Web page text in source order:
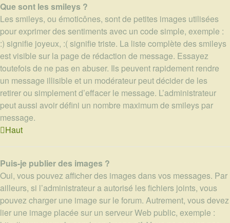
Que sont les smileys ?
Les smileys, ou émoticônes, sont de petites images utilisées
pour exprimer des sentiments avec un code simple, exemple :
:) signifie joyeux, :( signifie triste. La liste complète des smileys
est visible sur la page de rédaction de message. Essayez
toutefois de ne pas en abuser. Ils peuvent rapidement rendre
un message illisible et un modérateur peut décider de les
retirer ou simplement d’effacer le message. L’administrateur
peut aussi avoir défini un nombre maximum de smileys par
message.
Haut
Puis-je publier des images ?
Oui, vous pouvez afficher des images dans vos messages. Par
ailleurs, si l’administrateur a autorisé les fichiers joints, vous
pouvez charger une image sur le forum. Autrement, vous devez
lier une image placée sur un serveur Web public, exemple :